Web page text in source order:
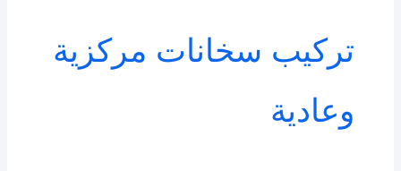
تركيب سخانات مركزية
وعادية